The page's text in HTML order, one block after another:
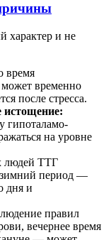
характер и не
время
временно
после стресса.
истощение:
гипоталамо-
на уровне
людей ТТГ
зимний период —
дня и
правил
вечернее время